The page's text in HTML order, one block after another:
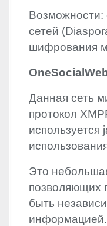
Возможности:
сетей
шифрования
Данная сеть
протокол
используется
Это
позволяющих
быть